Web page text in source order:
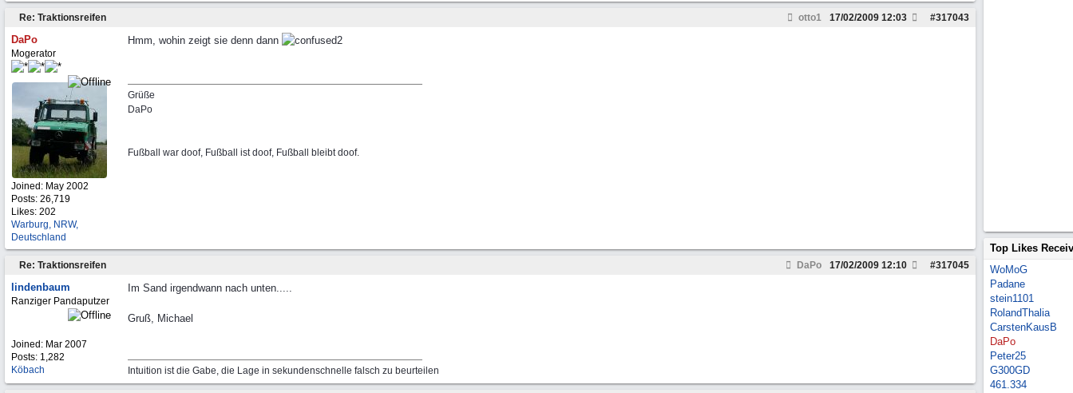
Re: Traktionsreifen otto1 #317043
17/02/2009 12:03
DaPo
Mogerator
Joined: May 2002
Posts: 26,719
Likes: 202
Warburg, NRW,
Deutschland
Hmm, wohin zeigt sie denn dann
Grüße
DaPo
Fußball war doof, Fußball ist doof, Fußball bleibt doof.
Re: Traktionsreifen DaPo #317045
17/02/2009 12:10
lindenbaum
Ranziger Pandaputzer
Joined: Mar 2007
Posts: 1,282
Köbach
Im Sand irgendwann nach unten.....
Gruß, Michael
Intuition ist die Gabe, die Lage in sekundenschnelle falsch zu beurteilen
Top Likes
WoMoG
Padane
stein1101
RolandThalia
CarstenKausB
DaPo
Peter25
G300GD
461.334